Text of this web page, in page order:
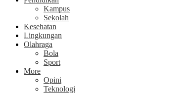
Kampus
Sekolah
Kesehatan
Lingkungan
Olahraga
Bola
Sport
More
Opini
Teknologi